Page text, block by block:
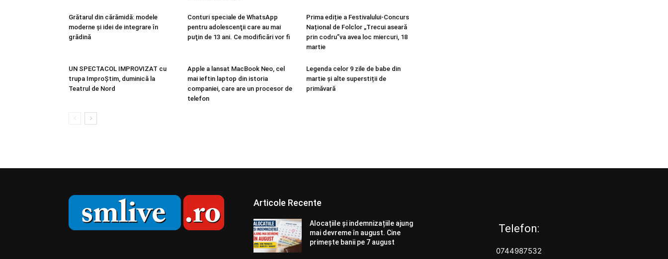
Grătarul din cărămidă: modele
moderne și idei de integrare în
grădină
Conturi speciale de WhatsApp
pentru adolescenţii care au mai
puţin de 13 ani. Ce modificări vor fi
Prima ediție a Festivalului-Concurs
Național de Folclor „Trecui aseară
prin codru”va avea loc miercuri, 18
martie
UN SPECTACOL IMPROVIZAT cu
trupa ImproŞtim, duminică la
Teatrul de Nord
Apple a lansat MacBook Neo, cel
mai ieftin laptop din istoria
companiei, care are un procesor de
telefon
Legenda celor 9 zile de babe din
martie și alte superstiții de
primăvară
Articole Recente
Alocațiile și indemnizațiile ajung
mai devreme în august. Cine
primește banii pe 7 august
Telefon:
0744987532